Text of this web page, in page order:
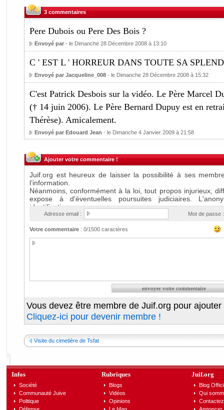
3 commentaires
Pere Dubois ou Pere Des Bois ?
Envoyé par - le Dimanche 28 Décembre 2008 à 13:10
C ' EST L ' HORREUR DANS TOUTE SA
Envoyé par Jacqueline_008- le Dimanche 28 Décembre 2008 à 15:32
C'est Patrick Desbois sur la vidéo. Le Père Marcel
(† 14 juin 2006). Le Père Bernard Dupuy est en
Thérèse). Amicalement.
Envoyé par Edouard Jean - le Dimanche 4 Janvier 2009 à 21:58
Ajouter votre commentaire !
Adresse email : Mot de passe :
Votre commentaire: 0/1500 caractères
Vous devez être membre de Juif.org pour
Cliquez-ici pour devenir membre !
Visite du cimetière de Tsfat
Infos
Société
Communauté Juive
Politique
Rubriques
Blogs
Vidéos
Opinions
Juif.org
Blog
Qui